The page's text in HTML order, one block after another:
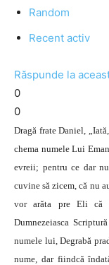
Random
Recent activ
Răspunde la
0
0
Dragă frate Daniel,
chema numele Lui
evreii; pentru ce dar
cuvine să zicem, că nu
vor arăta pre Eli că
Dumnezeiasca
numele lui, Degrabă
nume, dar fiindcă